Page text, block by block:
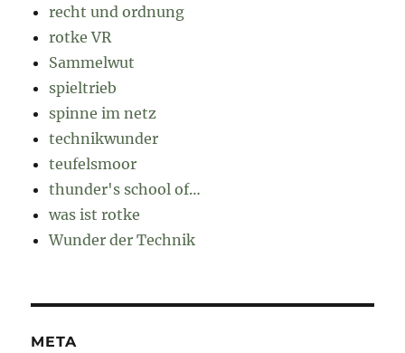
recht und ordnung
rotke VR
Sammelwut
spieltrieb
spinne im netz
technikwunder
teufelsmoor
thunder's school of…
was ist rotke
Wunder der Technik
META